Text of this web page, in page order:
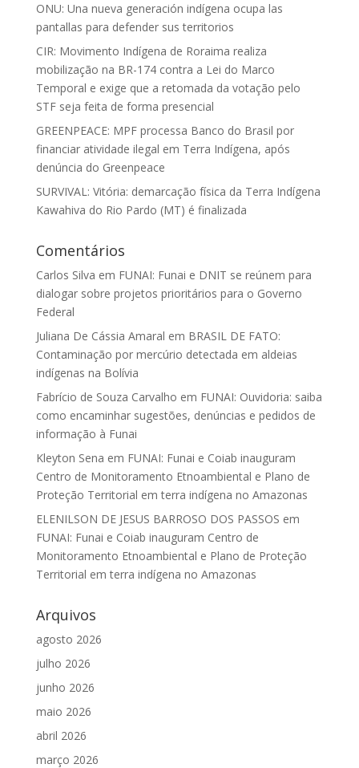
ONU: Una nueva generación indígena ocupa las
pantallas para defender sus territorios
CIR: Movimento Indígena de Roraima realiza
mobilização na BR-174 contra a Lei do Marco
Temporal e exige que a retomada da votação pelo
STF seja feita de forma presencial
GREENPEACE: MPF processa Banco do Brasil por
financiar atividade ilegal em Terra Indígena, após
denúncia do Greenpeace
SURVIVAL: Vitória: demarcação física da Terra Indígena
Kawahiva do Rio Pardo (MT) é finalizada
Comentários
Carlos Silva em FUNAI: Funai e DNIT se reúnem para
dialogar sobre projetos prioritários para o Governo
Federal
Juliana De Cássia Amaral em BRASIL DE FATO:
Contaminação por mercúrio detectada em aldeias
indígenas na Bolívia
Fabrício de Souza Carvalho em FUNAI: Ouvidoria: saiba
como encaminhar sugestões, denúncias e pedidos de
informação à Funai
Kleyton Sena em FUNAI: Funai e Coiab inauguram
Centro de Monitoramento Etnoambiental e Plano de
Proteção Territorial em terra indígena no Amazonas
ELENILSON DE JESUS BARROSO DOS PASSOS em
FUNAI: Funai e Coiab inauguram Centro de
Monitoramento Etnoambiental e Plano de Proteção
Territorial em terra indígena no Amazonas
Arquivos
agosto 2026
julho 2026
junho 2026
maio 2026
abril 2026
março 2026